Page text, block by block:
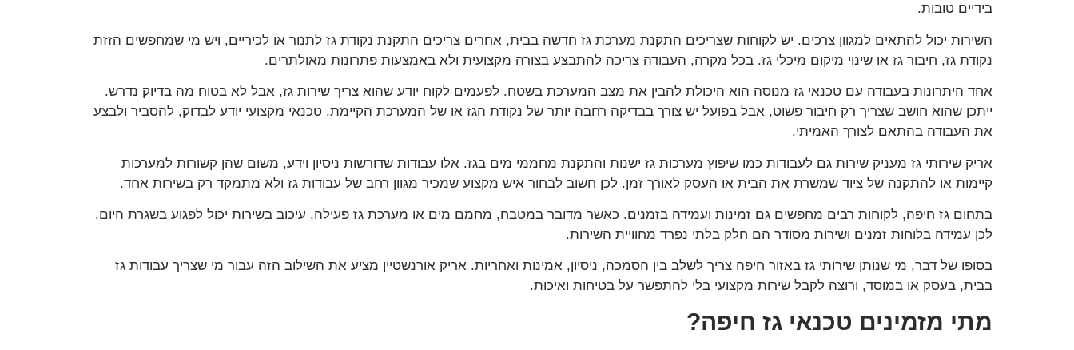
בידיים טובות.
השירות יכול להתאים למגוון צרכים. יש לקוחות שצריכים התקנת מערכת גז חדשה בבית, אחרים צריכים התקנת נקודת גז לתנור או לכיריים, ויש מי שמחפשים הזזת
נקודת גז, חיבור גז או שינוי מיקום מיכלי גז. בכל מקרה, העבודה צריכה להתבצע בצורה מקצועית ולא באמצעות פתרונות מאולתרים.
אחד היתרונות בעבודה עם טכנאי גז מנוסה הוא היכולת להבין את מצב המערכת בשטח. לפעמים לקוח יודע שהוא צריך שירות גז, אבל לא בטוח מה בדיוק נדרש.
ייתכן שהוא חושב שצריך רק חיבור פשוט, אבל בפועל יש צורך בבדיקה רחבה יותר של נקודת הגז או של המערכת הקיימת. טכנאי מקצועי יודע לבדוק, להסביר ולבצע
את העבודה בהתאם לצורך האמיתי.
אריק שירותי גז מעניק שירות גם לעבודות כמו שיפוץ מערכות גז ישנות והתקנת מחממי מים בגז. אלו עבודות שדורשות ניסיון וידע, משום שהן קשורות למערכות
קיימות או להתקנה של ציוד שמשרת את הבית או העסק לאורך זמן. לכן חשוב לבחור איש מקצוע שמכיר מגוון רחב של עבודות גז ולא מתמקד רק בשירות אחד.
בתחום גז חיפה, לקוחות רבים מחפשים גם זמינות ועמידה בזמנים. כאשר מדובר במטבח, מחמם מים או מערכת גז פעילה, עיכוב בשירות יכול לפגוע בשגרת היום.
לכן עמידה בלוחות זמנים ושירות מסודר הם חלק בלתי נפרד מחוויית השירות.
בסופו של דבר, מי שנותן שירותי גז באזור חיפה צריך לשלב בין הסמכה, ניסיון, אמינות ואחריות. אריק אורנשטיין מציע את השילוב הזה עבור מי שצריך עבודות גז
בבית, בעסק או במוסד, ורוצה לקבל שירות מקצועי בלי להתפשר על בטיחות ואיכות.
מתי מזמינים טכנאי גז חיפה?